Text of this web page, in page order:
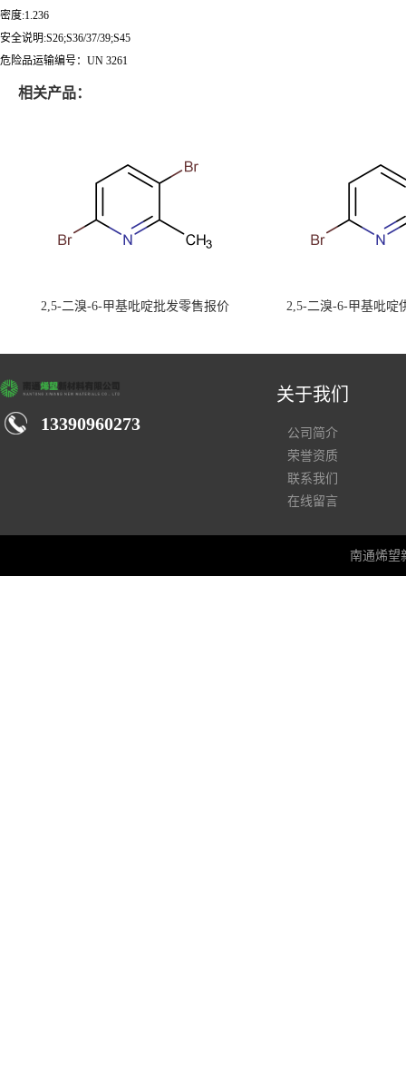
密度:1.236
安全说明:S26;S36/37/39;S45
危险品运输编号：UN 3261
相关产品：
2,5-二溴-6-甲基吡啶批发零售报价 2,5-二溴-6-甲基吡啶
13390960273
关于我们
公司简介
荣誉资质
联系我们
在线留言
南通烯望